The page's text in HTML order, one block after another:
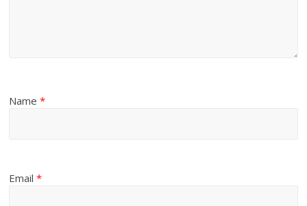
Name*
Email*